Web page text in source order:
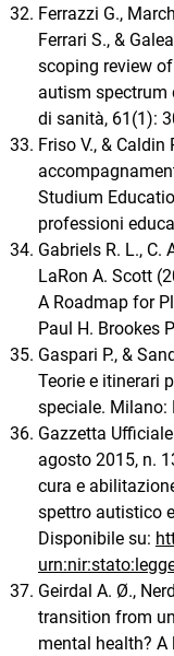
Ferrazzi G.,
Ferrari S., &
scoping review
autism spectrum
di sanità, 61(1):
Friso V., &
Studium
professioni
Gabriels R. L., C.
LaRon A. Scott
A Roadmap for
Paul H. Brookes
Gaspari P., &
Teorie e itinerari
speciale. Milano:
Gazzetta
agosto 2015, n.
cura e
spettro autistico
Disponibile su:
Geirdal A. Ø.,
transition from
mental health?